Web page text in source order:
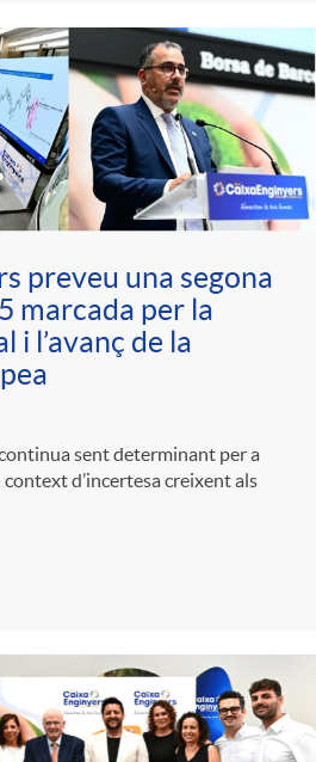
preveu una segona
marcada per la
i l’avanç de la
sent determinant per a
context d’incertesa creixent als